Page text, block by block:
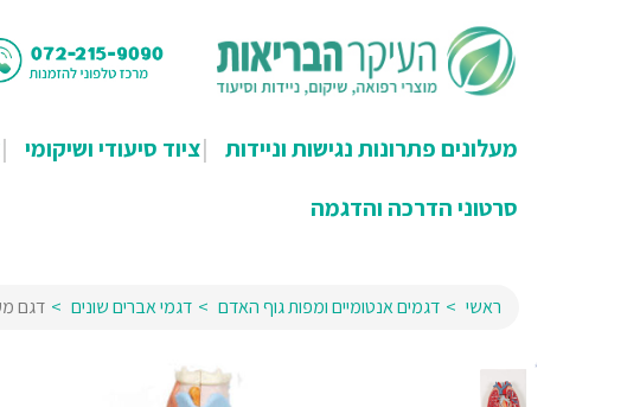
מעלונים פתרונות נגישות וניידות ציוד סיעודי ושיקומי
סרטוני הדרכה והדגמה
ראשי דגמים אנטומיים ומפות גוף האדם דגמי אברים שונים דגם